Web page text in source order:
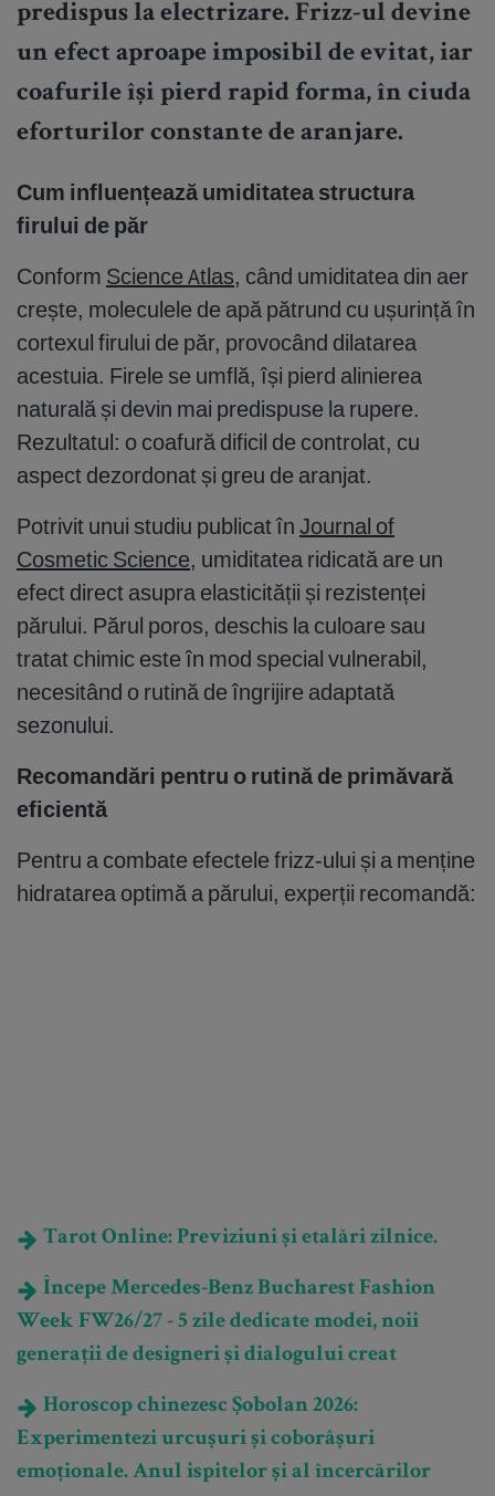
predispus la electrizare. Frizz-ul devine
un efect aproape imposibil de evitat, iar
coafurile își pierd rapid forma, în ciuda
eforturilor constante de aranjare.
Cum influențează umiditatea structura
firului de păr
Conform Science Atlas, când umiditatea din aer
crește, moleculele de apă pătrund cu ușurință în
cortexul firului de păr, provocând dilatarea
acestuia. Firele se umflă, își pierd alinierea
naturală și devin mai predispuse la rupere.
Rezultatul: o coafură dificil de controlat, cu
aspect dezordonat și greu de aranjat.
Potrivit unui studiu publicat în Journal of
Cosmetic Science, umiditatea ridicată are un
efect direct asupra elasticității și rezistenței
părului. Părul poros, deschis la culoare sau
tratat chimic este în mod special vulnerabil,
necesitând o rutină de îngrijire adaptată
sezonului.
Recomandări pentru o rutină de primăvară
eficientă
Pentru a combate efectele frizz-ului și a menține
hidratarea optimă a părului, experții recomandă:
Tarot Online: Previziuni și etalări zilnice.
Începe Mercedes-Benz Bucharest Fashion
Week FW26/27 - 5 zile dedicate modei, noii
generații de designeri și dialogului creat
Horoscop chinezesc Șobolan 2026:
Experimentezi urcușuri și coborâșuri
emoționale. Anul ispitelor și al încercărilor